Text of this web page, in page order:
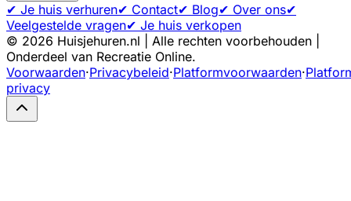
✔ Je huis verhuren✔ Contact✔ Blog✔ Over ons✔
Veelgestelde vragen✔ Je huis verkopen
© 2026 Huisjehuren.nl | Alle rechten voorbehouden |
Onderdeel van Recreatie Online.
Voorwaarden·Privacybeleid·Platformvoorwaarden·
privacy